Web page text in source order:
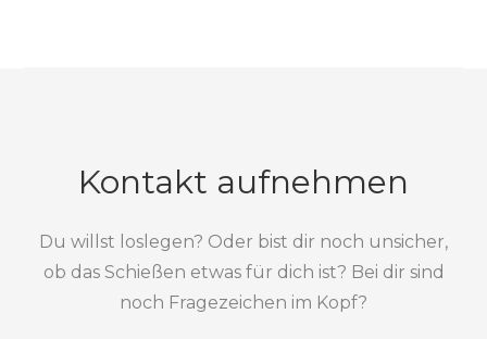
Kontakt aufnehmen
Du willst loslegen? Oder bist dir noch unsicher,
ob das Schießen etwas für dich ist? Bei dir sind
noch Fragezeichen im Kopf?